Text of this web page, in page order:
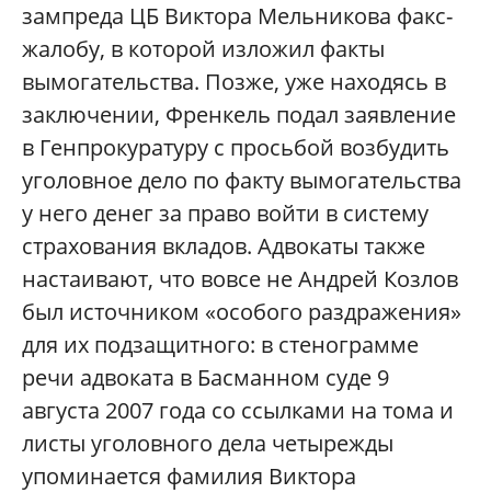
зампреда ЦБ Виктора Мельникова факс-
жалобу, в которой изложил факты
вымогательства. Позже, уже находясь в
заключении, Френкель подал заявление
в Генпрокуратуру с просьбой возбудить
уголовное дело по факту вымогательства
у него денег за право войти в систему
страхования вкладов. Адвокаты также
настаивают, что вовсе не Андрей Козлов
был источником «особого раздражения»
для их подзащитного: в стенограмме
речи адвоката в Басманном суде 9
августа 2007 года со ссылками на тома и
листы уголовного дела четырежды
упоминается фамилия Виктора